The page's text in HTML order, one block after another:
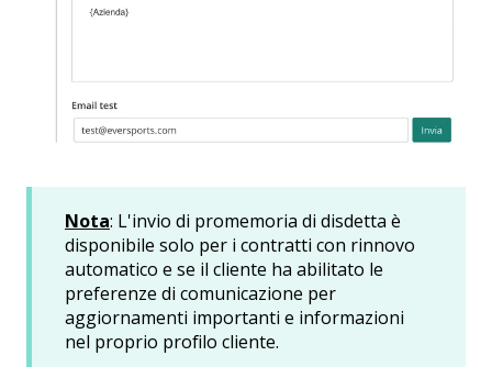
Nota: L'invio di promemoria di disdetta è
disponibile solo per i contratti con rinnovo
automatico e se il cliente ha abilitato le
preferenze di comunicazione per
aggiornamenti importanti e informazioni
nel proprio profilo cliente.